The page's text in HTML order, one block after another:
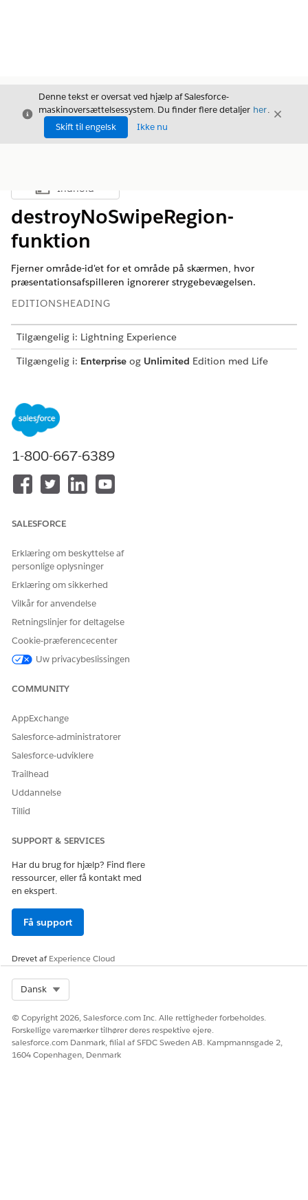
Luk
Denne tekst er oversat ved hjælp af Salesforce-
maskinoversættelsessystem. Du finder flere detaljer her.
Skift til engelsk
Ikke nu
Luk
Vis indholdsfortegnelse
Indhold
destroyNoSwipeRegion-
funktion
Fjerner område-id'et for et område på skærmen, hvor
præsentationsafspilleren ignorerer strygebevægelsen.
EDITIONSHEADING
Tilgængelig i: Lightning Experience
Tilgængelig i: Enterprise og Unlimited Edition med Life
Denne funktion understøtter berøringsbaseret interaktion og
navigation og er kun tilgængelig i Life Sciences Cloud. Det
understøttes ikke på desktoplokaliteten, som bruger
Syntaks
PresentationPlayer.destroyNoSwipeRegion(
Argumenter
regionId
1-800-667-6389
SALESFORCE
Erklæring om beskyttelse af
personlige oplysninger
Erklæring om sikkerhed
Vilkår for anvendelse
Retningslinjer for deltagelse
Cookie-præferencecenter
Uw privacybeslissingen
COMMUNITY
AppExchange
Salesforce-administratorer
Salesforce-udviklere
Trailhead
Uddannelse
Tillid
SUPPORT & SERVICES
Har du brug for hjælp? Find flere
ressourcer, eller få kontakt med
en ekspert.
Få support
Drevet afExperience Cloud
Dansk
© Copyright 2026, Salesforce.com Inc. Alle rettigheder forbeholdes.
Forskellige varemærker tilhører deres respektive ejere.
salesforce.com Danmark, filial af SFDC Sweden AB. Kampmannsgade 2,
1604 Copenhagen, Denmark